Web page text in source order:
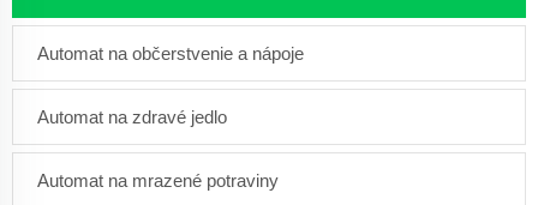
Automat na občerstvenie a nápoje
Automat na zdravé jedlo
Automat na mrazené potraviny